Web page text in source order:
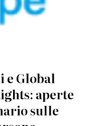
Global
aperte
sulle